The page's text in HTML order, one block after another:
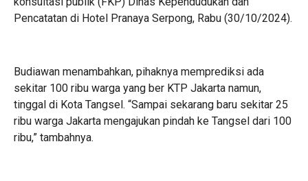
Pencatatan di Hotel Pranaya Serpong, Rabu (30/10/2024).
Budiawan menambahkan, pihaknya memprediksi ada
sekitar 100 ribu warga yang ber KTP Jakarta namun,
tinggal di Kota Tangsel. “Sampai sekarang baru sekitar 25
ribu warga Jakarta mengajukan pindah ke Tangsel dari 100
ribu,” tambahnya.